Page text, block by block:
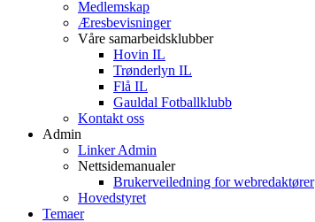
Medlemskap
Æresbevisninger
Våre samarbeidsklubber
Hovin IL
Trønderlyn IL
Flå IL
Gauldal Fotballklubb
Kontakt oss
Admin
Linker Admin
Nettsidemanualer
Brukerveiledning for webredaktører
Hovedstyret
Temaer